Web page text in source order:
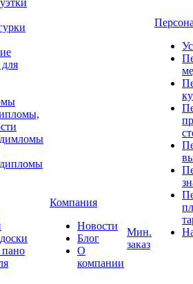
Компания
Новости
Блог
О
компании
Мин.
заказ